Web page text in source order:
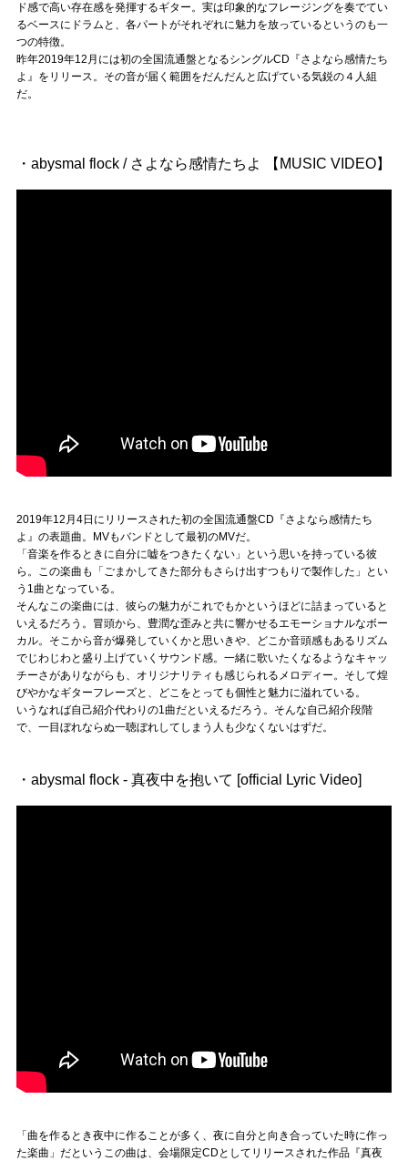
Follow us
Official SNS
ド感で高い存在感を発揮するギター。実は印象的なフレージングを奏でてい
るベースにドラムと、各パートがそれぞれに魅力を放っているというのも一
つの特徴。
昨年2019年12月には初の全国流通盤となるシングルCD『さよなら感情たち
よ』をリリース。その音が届く範囲をだんだんと広げている気鋭の４人組
だ。
・abysmal flock / さよなら感情たちよ 【MUSIC VIDEO】
2019年12月4日にリリースされた初の全国流通盤CD『さよなら感情たち
よ』の表題曲。MVもバンドとして最初のMVだ。
「音楽を作るときに自分に嘘をつきたくない」という思いを持っている彼
ら。この楽曲も「ごまかしてきた部分もさらけ出すつもりで製作した」とい
う1曲となっている。
そんなこの楽曲には、彼らの魅力がこれでもかというほどに詰まっていると
いえるだろう。冒頭から、豊潤な歪みと共に響かせるエモーショナルなボー
カル。そこから音が爆発していくかと思いきや、どこか音頭感もあるリズム
でじわじわと盛り上げていくサウンド感。一緒に歌いたくなるようなキャッ
チーさがありながらも、オリジナリティも感じられるメロディー。そして煌
びやかなギターフレーズと、どこをとっても個性と魅力に溢れている。
いうなれば自己紹介代わりの1曲だといえるだろう。そんな自己紹介段階
で、一目ぼれならぬ一聴ぼれしてしまう人も少なくないはずだ。
・abysmal flock - 真夜中を抱いて [official Lyric Video]
「曲を作るとき夜中に作ることが多く、夜に自分と向き合っていた時に作っ
た楽曲」だというこの曲は、会場限定CDとしてリリースされた作品『真夜